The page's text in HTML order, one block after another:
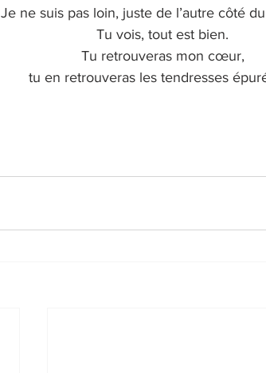
Je ne suis pas loin, juste de l’autre côté
Tu vois, tout est bien.
Tu retrouveras mon cœur,
tu en retrouveras les tendresses